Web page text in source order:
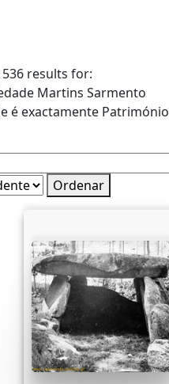
results for:
Martins Sarmento
é exactamente Património
Ordenar